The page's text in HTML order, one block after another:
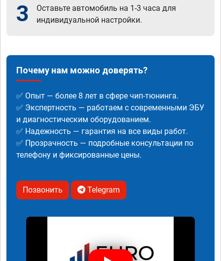
3
Оставьте автомобиль на 1-3 часа для
индивидуальной настройки.
Почему нам можно доверять?
✅ Опыт — более 8 лет в сфере чип-тюнинга.
✅ Экспертность — работаем с современными ЭБУ
и диагностическим оборудованием.
✅ Надежность — гарантия на все виды работ.
✅ Прозрачность — подробные консультации по
телефону и фиксированные цены.
Позвонить Telegram